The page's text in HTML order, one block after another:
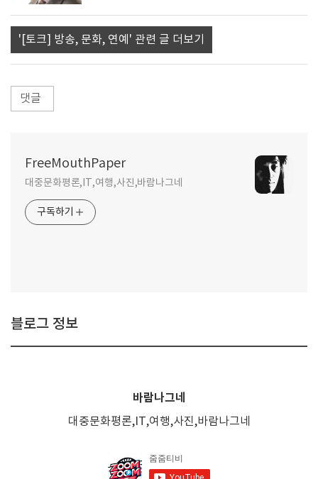
'[토크] 방송, 문화, 연예' 관련 글 더보기
댓글
FreeMouthPaper
대중문화평론,IT,여행,사진,바람나그네
구독하기
블로그 정보
바람나그네
대중문화평론,IT,여행,사진,바람나그네